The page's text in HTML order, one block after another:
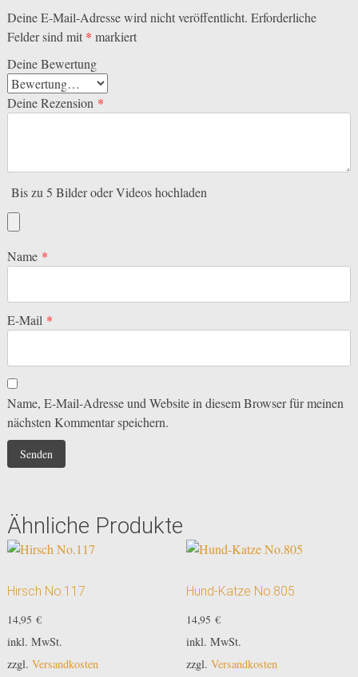
Deine E-Mail-Adresse wird nicht veröffentlicht. Erforderliche
Felder sind mit * markiert
Deine Bewertung
Deine Rezension *
Bis zu 5 Bilder oder Videos hochladen
Name *
E-Mail *
Name, E-Mail-Adresse und Website in diesem Browser für meinen
nächsten Kommentar speichern.
Ähnliche Produkte
Hirsch No.117
14,95 €
inkl. MwSt.
zzgl. Versandkosten
Hund-Katze No.805
14,95 €
inkl. MwSt.
zzgl. Versandkosten